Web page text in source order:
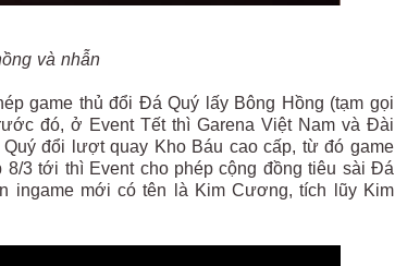
và nhẫn
game thủ đổi Đá Quý lấy Bông Hồng (tạm gọi
đó, ở Event Tết thì Garena Việt Nam và Đài
đổi lượt quay Kho Báu cao cấp, từ đó game
3 tới thì Event cho phép cộng đồng tiêu sài Đá
ingame mới có tên là Kim Cương, tích lũy Kim